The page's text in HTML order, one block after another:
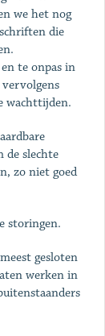
we het nog
die
te onpas in
wachttijden.
de slechte
zo niet goed
storingen.
gesloten
werken in